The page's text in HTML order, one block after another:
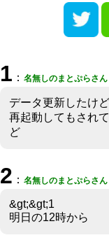
1 ： 名無しのまとぷらさん
データ更新したけ
再起動してもされ
ど
2 ： 名無しのまとぷらさん
&gt;&gt;1
明日の12時から